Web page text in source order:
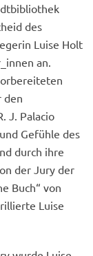
des
Luise Holt
an.
den
J. Palacio
Gefühle des
durch ihre
der Jury der
Buch“ von
Luise